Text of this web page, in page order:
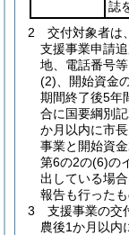
誌
2
交付対象者は
支援事業申請
地、電話番号
(2) 、開始資金
期間終了後5年
合に国要綱別
か月以内に市
事業と開始資
第6の2の(6)の
出している場
報告も行った
3
支援事業の交
農後1か月以内